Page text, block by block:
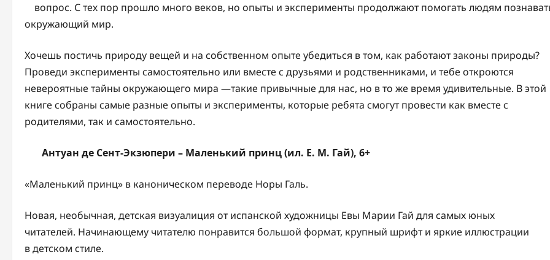
вопрос. С тех пор прошло много веков, но опыты и эксперименты продолжают помогать людям
окружающий мир.
Хочешь постичь природу вещей и на собственном опыте убедиться в том, как работают законы природы?
Проведи эксперименты самостоятельно или вместе с друзьями и родственниками, и тебе откроются
невероятные тайны окружающего мира —такие привычные для нас, но в то же время удивительные. В этой
книге собраны самые разные опыты и эксперименты, которые ребята смогут провести как вместе с
родителями, так и самостоятельно.
Антуан де Сент-Экзюпери – Маленький принц (ил. Е. М. Гай), 6+
«Маленький принц» в каноническом переводе Норы Галь.
Новая, необычная, детская визуалиция от испанской художницы Евы Марии Гай для самых юных
читателей. Начинающему читателю понравится большой формат, крупный шрифт и яркие иллюстрации
в детском стиле.